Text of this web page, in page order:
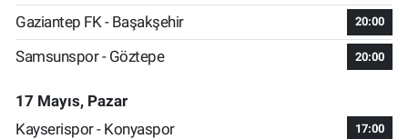
Gaziantep FK - Başakşehir 20:00
Samsunspor - Göztepe 20:00
17 Mayıs, Pazar
Kayserispor - Konyaspor
17:00